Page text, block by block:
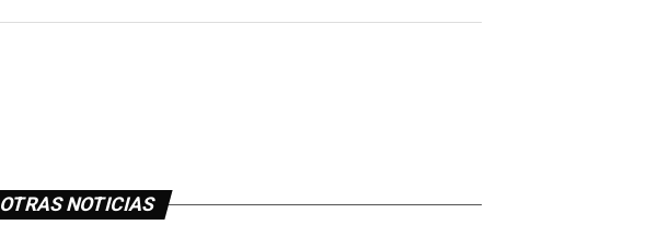
OTRAS NOTICIAS